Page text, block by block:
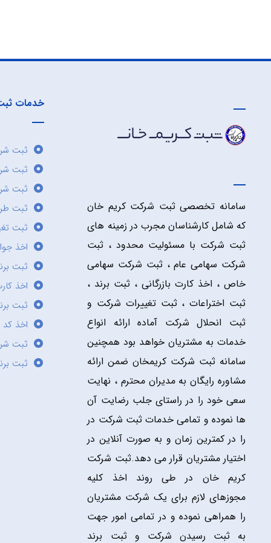
سامانه تخصصی ثبت شرکت کریم خان
که شامل کارشناسان مجرب در زمینه های
ثبت شرکت با مسئولیت محدود ، ثبت
شرکت سهامی عام ، ثبت شرکت سهامی
خاص ، اخذ کارت بازرگانی ، ثبت برند ،
ثبت اختراعات ، ثبت تغییرات شرکت و
ثبت انحلال شرکت آماده ارائه انواع
خدمات به مشتریان خواهد بود همچنین
سامانه ثبت شرکت کریمخان ضمن ارائه
مشاوره رایگان به مدیران محترم ، نهایت
سعی خود را در راستای جلب رضایت آن
ها نموده و تمامی خدمات ثبت شرکت در
را در کمترین زمان و به صورت آنلاین در
اختیار مشتریان قرار می دهد.ثبت شرکت
کریم خان در طی روند اخذ کلیه
مجوزهای لازم برای یک شرکت مشتریان
را همراهی نموده و در تمامی امور جهت
به ثبت رسیدن شرکت و ثبت برند
خدمات
ثبت
ثبت
ثبت
ثبت
ثبت
اخذ
ثبت
اخذ
ثبت
اخذ کد
ثبت
ثبت